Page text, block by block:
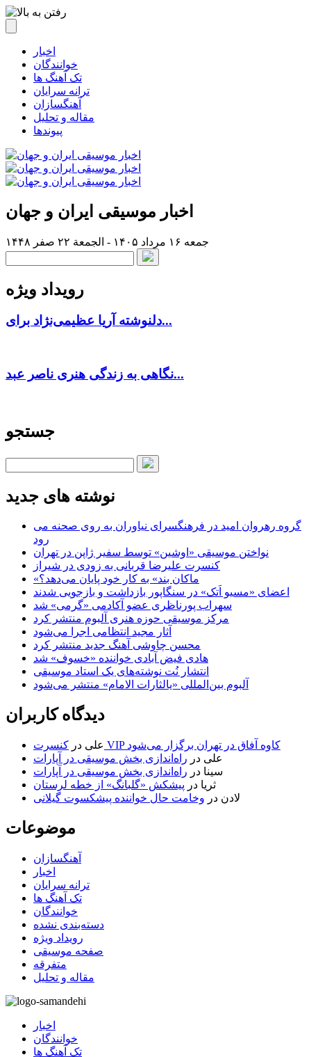
اخبار
خوانندگان
تک آهنگ ها
ترانه سرایان
آهنگسازان
مقاله و تحلیل
پیوندها
اخبار موسیقی ایران و جهان
جمعه ۱۶ مرداد ۱۴۰۵ - الجمعة ۲۲ صفر ۱۴۴۸
رویداد ویژه
دلنوشته آریا عظیمی‌نژاد برای...
نگاهی به زندگی هنری ناصر عبد...
جستجو
نوشته های جدید
گروه رهروان امید در فرهنگسرای نیاوران به روی صحنه می
رود
نواختن موسیقی «اوشین» توسط سفیر ژاپن در تهران
کنسرت علیرضا قربانی به زودی در شیراز
«ماکان بند» به کار خود پایان می‌دهد؟
اعضای «مسیو اَتک» در سنگاپور بازداشت و بازجویی شدند
سهراب پورناظری عضو آکادمی «گرمی» شد
مرکز موسیقی حوزه هنری آلبوم منتشر کرد
آثار مجید انتظامی اجرا می‌شود
محسن چاوشی آهنگ جدید منتشر کرد
هادی فیض آبادی خواننده «خسوف» شد
انتشار نُت نوشته‌های یک استاد موسیقی
آلبوم بین‌المللی «یالثارات الامام» منتشر می‌شود
دیدگاه کاربران
علی در
کنسرت VIP کاوه آفاق در تهران برگزار می‌شود
علی در راه‌اندازی بخش موسیقی در آپارات
سینا در راه‌اندازی بخش موسیقی در آپارات
ثریا در پیشکش «گلبانگ» از خطه لرستان
لادن در وخامت حال خواننده پیشکسوت گیلانی
موضوعات
آهنگسازان
اخبار
ترانه سرایان
تک آهنگ ها
خوانندگان
دسته‌بندی نشده
رویداد ویژه
صفحه موسیقی
متفرقه
مقاله و تحلیل
اخبار
خوانندگان
تک آهنگ ها